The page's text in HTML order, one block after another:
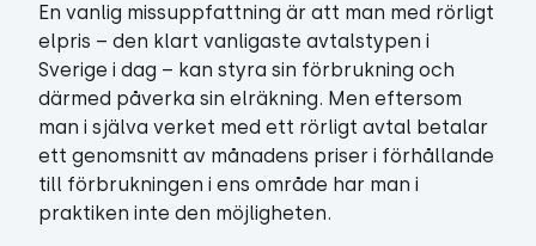
En vanlig missuppfattning är att man med rörligt
elpris – den klart vanligaste avtalstypen i
Sverige i dag – kan styra sin förbrukning och
därmed påverka sin elräkning. Men eftersom
man i själva verket med ett rörligt avtal betalar
ett genomsnitt av månadens priser i förhållande
till förbrukningen i ens område har man i
praktiken inte den möjligheten.